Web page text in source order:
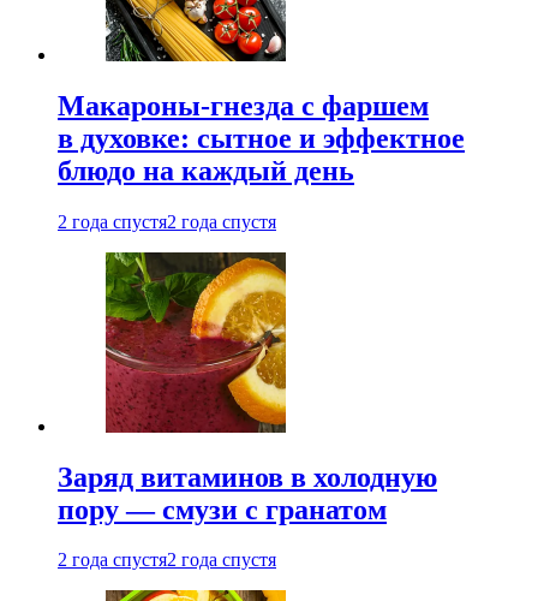
Макароны-гнезда с фаршем
в духовке: сытное и эффектное
блюдо на каждый день
2 года спустя2 года спустя
Заряд витаминов в холодную
пору — смузи с гранатом
2 года спустя2 года спустя